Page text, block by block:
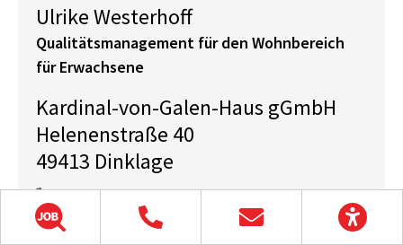
Ulrike Westerhoff
Qualitätsmanagement für den Wohnbereich
für Erwachsene
Kardinal-von-Galen-Haus gGmbH
Helenenstraße 40
49413 Dinklage
04443 979 114